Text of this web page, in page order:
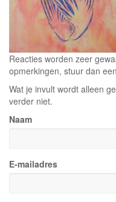
Reacties worden zeer
opmerkingen, stuur dan
Wat je invult wordt alleen
verder niet.
Naam
E-mailadres